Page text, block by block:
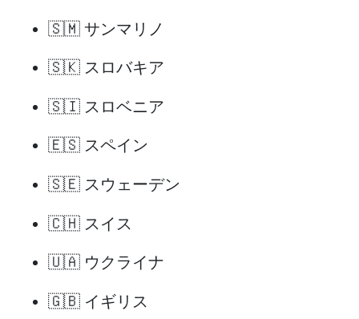
🇸🇲 サンマリノ
🇸🇰 スロバキア
🇸🇮 スロベニア
🇪🇸 スペイン
🇸🇪 スウェーデン
🇨🇭 スイス
🇺🇦 ウクライナ
🇬🇧 イギリス